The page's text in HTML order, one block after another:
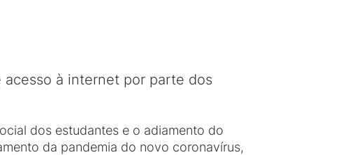
à internet por parte dos
dos estudantes e o adiamento do
da pandemia do novo coronavírus,